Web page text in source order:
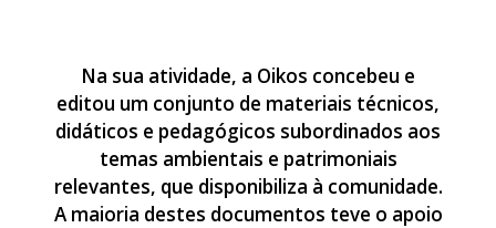
Na sua atividade, a Oikos concebeu e
editou um conjunto de materiais técnicos,
didáticos e pedagógicos subordinados aos
temas ambientais e patrimoniais
relevantes, que disponibiliza à comunidade.
A maioria destes documentos teve o apoio